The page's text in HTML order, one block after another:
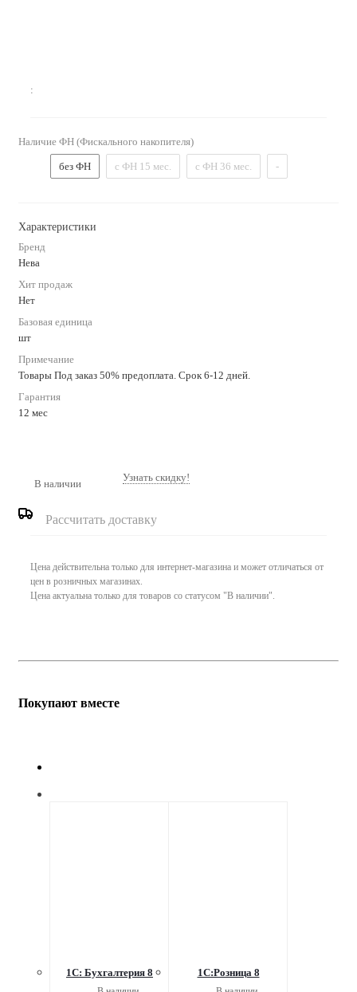
:
Наличие ФН (Фискального накопителя)
без ФН с ФН 15 мес. с ФН 36 мес. -
Характеристики
Бренд
Нева
Хит продаж
Нет
Базовая единица
шт
Примечание
Товары Под заказ 50% предоплата. Срок 6-12 дней.
Гарантия
12 мес
В наличии Узнать скидку!
Рассчитать доставку
Цена действительна только для интернет-магазина и может отличаться от
цен в розничных магазинах.
Цена актуальна только для товаров со статусом "В наличии".
Покупают вместе
1С: Бухгалтерия 8 1С:Розница 8